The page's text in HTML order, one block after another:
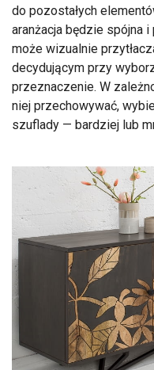
do pozostałych
aranżacja będzie spójna
może wizualnie
decydującym przy
przeznaczenie. W
niej przechowywać,
szuflady — bardziej lub